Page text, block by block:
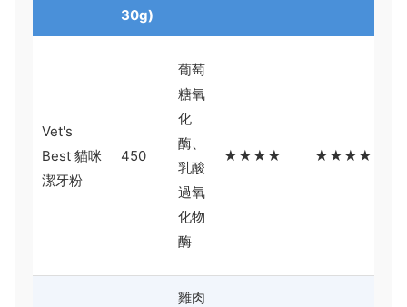
30g)
Vet's
Best 貓咪
潔牙粉
450
葡萄
糖氧
化
酶、
乳酸
過氧
化物
酶
★★★★ ★★★★
雞肉